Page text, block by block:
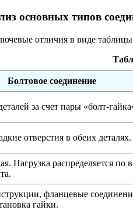
основных типов
отличия в виде
Болтовое соединение
за счет пары «болт-
отверстия в обеих деталях.
Нагрузка распределяется по
фланцевые
гайки.